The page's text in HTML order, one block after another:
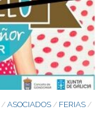
/ ASOCIADOS / FERIAS /